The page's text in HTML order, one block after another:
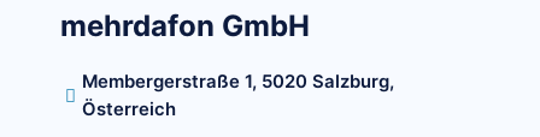
mehrdafon GmbH
Membergerstraße 1, 5020 Salzburg,
Österreich